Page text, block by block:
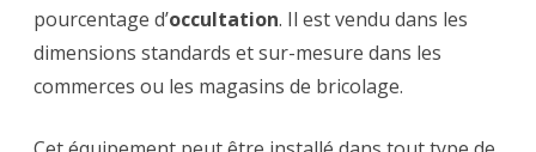
pourcentage d’occultation. Il est vendu dans les
dimensions standards et sur-mesure dans les
commerces ou les magasins de bricolage.